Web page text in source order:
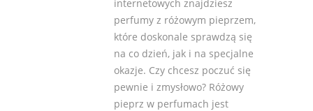
internetowych znajdziesz
perfumy z różowym pieprzem,
które doskonale sprawdzą się
na co dzień, jak i na specjalne
okazje. Czy chcesz poczuć się
pewnie i zmysłowo? Różowy
pieprz w perfumach jest